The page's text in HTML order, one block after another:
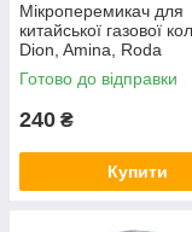
Мікроперемикач для
китайської газової
Dion, Amina, Roda
(універсальний)
Готово до відправки
240 ₴
Купити